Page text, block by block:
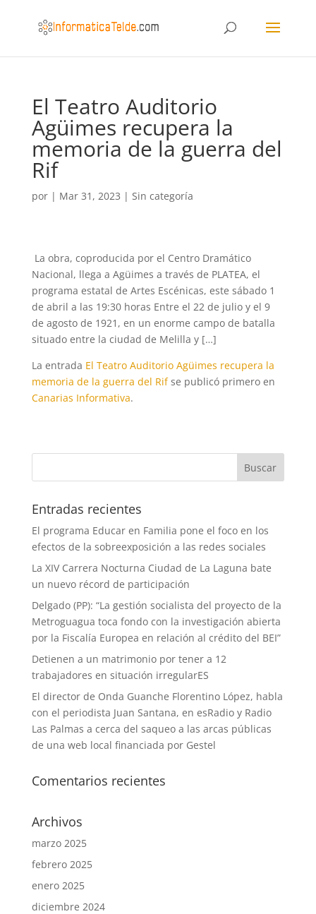
El Teatro Auditorio
Agüimes recupera la
memoria de la guerra del
Rif
por | Mar 31, 2023 | Sin categoría
La obra, coproducida por el Centro Dramático
Nacional, llega a Agüimes a través de PLATEA, el
programa estatal de Artes Escénicas, este sábado 1
de abril a las 19:30 horas Entre el 22 de julio y el 9
de agosto de 1921, en un enorme campo de batalla
situado entre la ciudad de Melilla y […]
La entrada El Teatro Auditorio Agüimes recupera la
memoria de la guerra del Rifse publicó primero en
Canarias Informativa.
Entradas recientes
El programa Educar en Familia pone el foco en los
efectos de la sobreexposición a las redes sociales
La XIV Carrera Nocturna Ciudad de La Laguna bate
un nuevo récord de participación
Delgado (PP): “La gestión socialista del proyecto de la
Metroguagua toca fondo con la investigación abierta
por la Fiscalía Europea en relación al crédito del BEI”
Detienen a un matrimonio por tener a 12
trabajadores en situación irregularES
El director de Onda Guanche Florentino López, habla
con el periodista Juan Santana, en esRadio y Radio
Las Palmas a cerca del saqueo a las arcas públicas
de una web local financiada por Gestel
Comentarios recientes
Archivos
marzo 2025
febrero 2025
enero 2025
diciembre 2024